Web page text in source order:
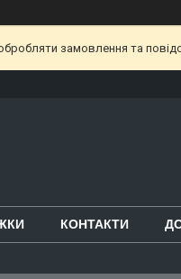
замовлення та
КОНТАКТИ